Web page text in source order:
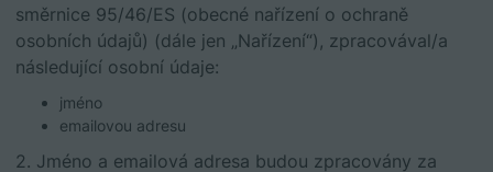
směrnice 95/46/ES (obecné nařízení o ochraně
osobních údajů) (dále jen „Nařízení“), zpracovával/a
následující osobní údaje:
jméno
emailovou adresu
2. Jméno a emailová adresa budou zpracovány za